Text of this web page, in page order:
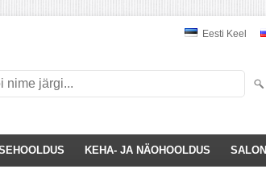
Eesti Keel
KEHA- JA NÄOHOOLDUS